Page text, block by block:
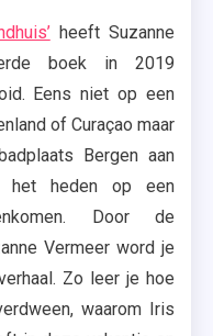
heeft Suzanne
boek in 2019
Eens niet op een
of Curaçao maar
Bergen aan
het heden op een
Door de
Vermeer word je
Zo leer je hoe
waarom Iris